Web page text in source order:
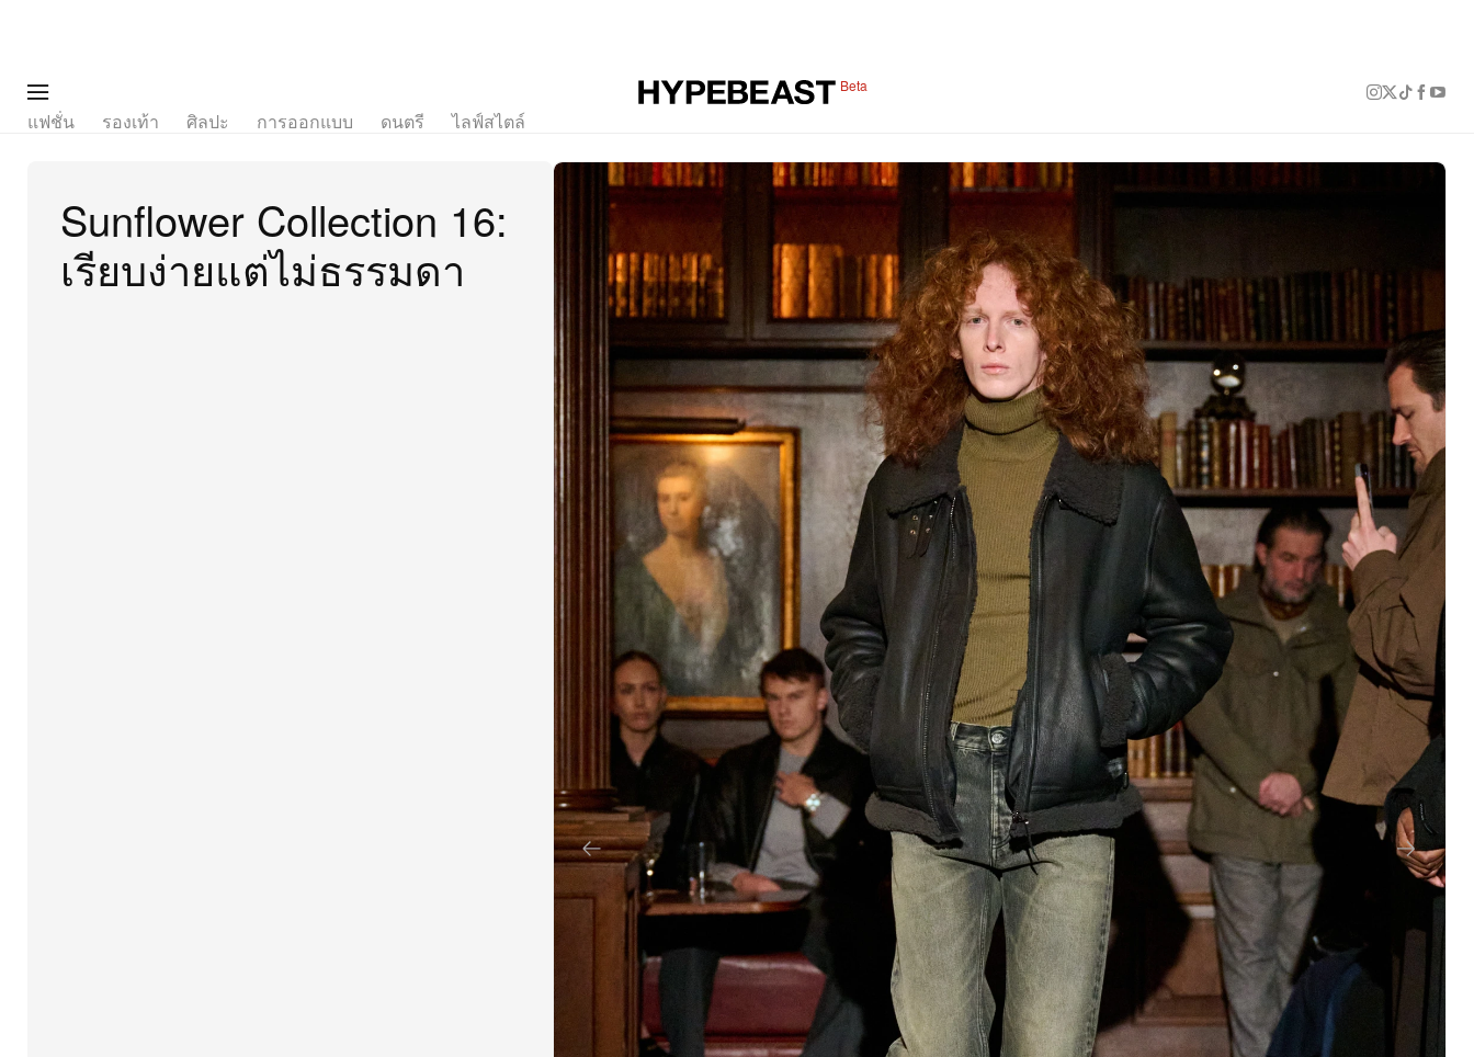
Beta
แฟชั่น รองเท้า ศิลปะ การออกแบบ ดนตรี ไลฟ์สไตล์
Sunflower Collection 16:
เรียบง่ายแต่ไม่ธรรมดา